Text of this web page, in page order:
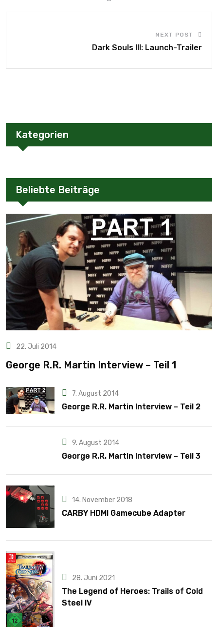
NEXT POST
Dark Souls III: Launch-Trailer
Kategorien
Beliebte Beiträge
22. Juli 2014
George R.R. Martin Interview – Teil 1
7. August 2014
George R.R. Martin Interview – Teil 2
9. August 2014
George R.R. Martin Interview – Teil 3
14. November 2018
CARBY HDMI Gamecube Adapter
28. Juni 2021
The Legend of Heroes: Trails of Cold
Steel IV